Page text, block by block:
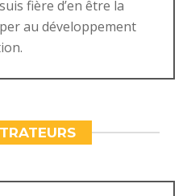
fière d’en être la
au développement